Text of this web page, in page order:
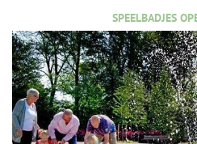
SPEELBADJES